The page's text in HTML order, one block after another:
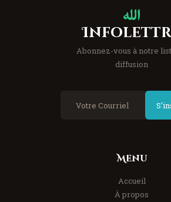
Abonnez-vous à notre
diffusion
Menu
Accueil
À propos